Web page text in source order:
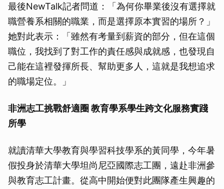
最後NewTalk記者問道：「為何你畢業後沒有選擇就
職營養系相關的職業，而是選擇原本實習的場所？」
她對此表示：「雖然有考量到薪資的部分，但在這個
職位，我找到了對工作的責任感與成就感，也發現自
己能在這裡發揮所長、幫助更多人，這就是我想追求
的職場定位。」
非洲志工挑戰舒適圈 教育學系學生跨文化服務實踐
所學
就讀清華大學教育與學習科技學系的黃同學，今年暑
假投身於清華大學坦尚尼亞國際志工團，遠赴非洲參
與教育志工計畫。從高中開始便對此團隊產生興趣的